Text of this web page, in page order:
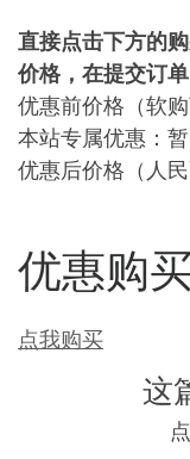
直接点击下方的
价格，在提交订
优惠前价格（软
本站专属优惠：
优惠后价格（人
优惠购
点我购买
这